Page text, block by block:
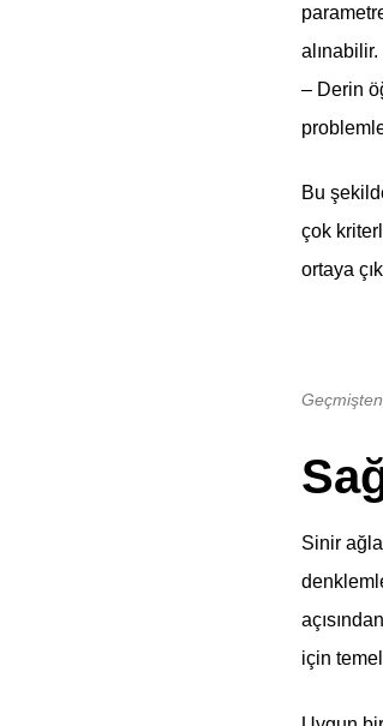
alınabilir.
– Derin
Bu
çok
ortaya
Sinir
için temel